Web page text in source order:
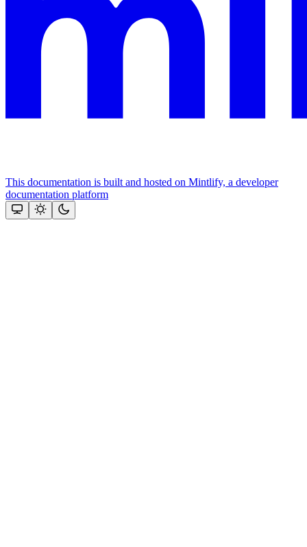
This documentation is built and hosted on Mintlify, a developer
documentation platform